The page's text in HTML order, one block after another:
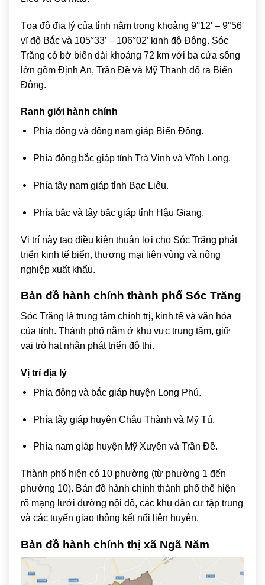
Tọa độ địa lý của tỉnh nằm trong khoảng 9°12′ – 9°56′
vĩ độ Bắc và 105°33′ – 106°02′ kinh độ Đông. Sóc
Trăng có bờ biển dài khoảng 72 km với ba cửa sông
lớn gồm Định An, Trần Đề và Mỹ Thanh đổ ra Biển
Đông.
Ranh giới hành chính
Phía đông và đông nam giáp Biển Đông.
Phía đông bắc giáp tỉnh Trà Vinh và Vĩnh Long.
Phía tây nam giáp tỉnh Bạc Liêu.
Phía bắc và tây bắc giáp tỉnh Hậu Giang.
Vị trí này tạo điều kiện thuận lợi cho Sóc Trăng phát
triển kinh tế biển, thương mại liên vùng và nông
nghiệp xuất khẩu.
Bản đồ hành chính thành phố Sóc Trăng
Sóc Trăng là trung tâm chính trị, kinh tế và văn hóa
của tỉnh. Thành phố nằm ở khu vực trung tâm, giữ
vai trò hạt nhân phát triển đô thị.
Vị trí địa lý
Phía đông và bắc giáp huyện Long Phú.
Phía tây giáp huyện Châu Thành và Mỹ Tú.
Phía nam giáp huyện Mỹ Xuyên và Trần Đề.
Thành phố hiện có 10 phường (từ phường 1 đến
phường 10). Bản đồ hành chính thành phố thể hiện
rõ mạng lưới đường nội đô, các khu dân cư tập trung
và các tuyến giao thông kết nối liên huyện.
Bản đồ hành chính thị xã Ngã Năm